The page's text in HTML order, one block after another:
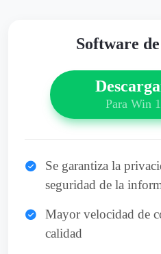
Software
Para Win
Se garantiza la
seguridad de la
Mayor velocidad de
calidad